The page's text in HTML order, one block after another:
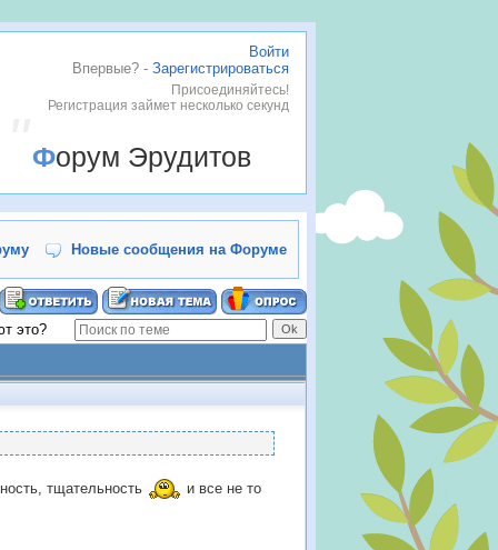
Войти
Впервые? - Зарегистрироваться
Присоединяйтесь!
Регистрация займет несколько секунд
Форум Эрудитов
Новые сообщения на Форуме
это?
тщательность и все не то